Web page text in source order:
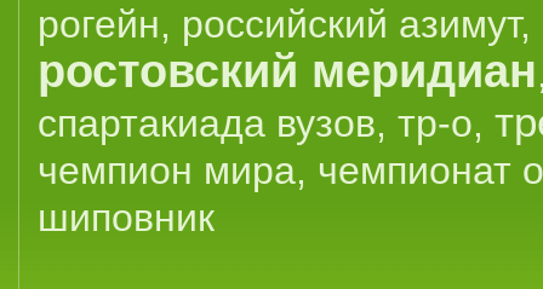
рогейн, российский азимут,
ростовский меридиан
спартакиада вузов, тр-о,
чемпион мира, чемпионат
шиповник